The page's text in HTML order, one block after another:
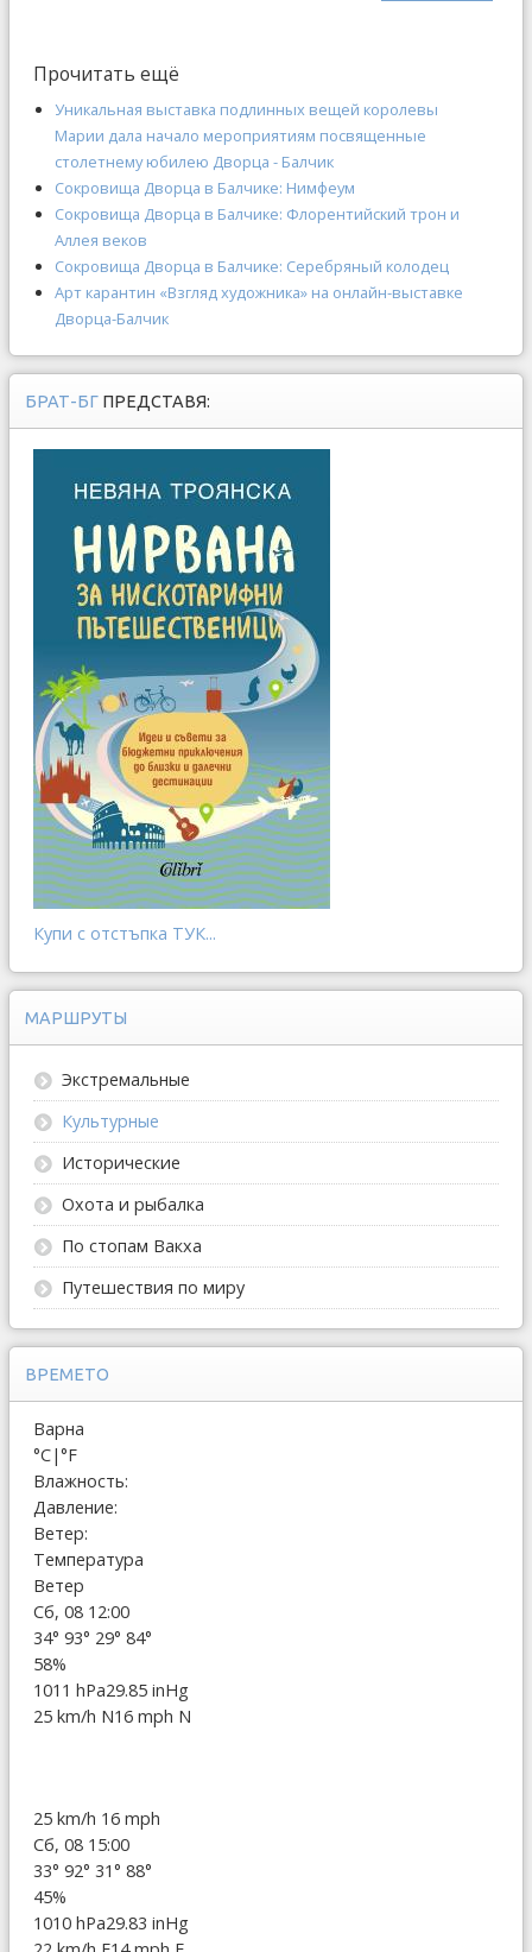
Прочитать ещё
Уникальная выставка подлинных вещей королевы
Марии дала начало мероприятиям посвященные
столетнему юбилею Дворца - Балчик
Сокровища Дворца в Балчике: Нимфеум
Сокровища Дворца в Балчике: Флорентийский трон и
Аллея веков
Сокровища Дворца в Балчике: Серебряный колодец
Арт карантин «Взгляд художника» на онлайн-выставке
Дворца-Балчик
БРАТ-БГ ПРЕДСТАВЯ:
Купи с отстъпка ТУК...
МАРШРУТЫ
Экстремальные
Культурные
Исторические
Охота и рыбалка
По стопам Вакха
Путешествия по миру
ВРЕМЕТО
Варна
°C|°F
Влажность:
Давление:
Ветер:
Температура
Ветер
Сб, 08 12:00
34° 93° 29° 84°
58%
1011 hPa29.85 inHg
25 km/h N16 mph N
25 km/h 16 mph
Сб, 08 15:00
33° 92° 31° 88°
45%
1010 hPa29.83 inHg